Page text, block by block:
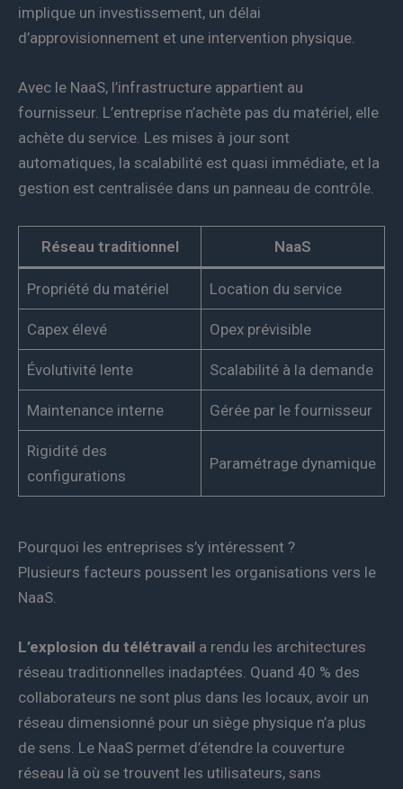
implique un investissement, un délai
d’approvisionnement et une intervention physique.
Avec le NaaS, l’infrastructure appartient au
fournisseur. L’entreprise n’achète pas du matériel, elle
achète du service. Les mises à jour sont
automatiques, la scalabilité est quasi immédiate, et la
gestion est centralisée dans un panneau de contrôle.
Réseau traditionnel NaaS
Propriété du matériel Location du service
Capex élevé Opex prévisible
Évolutivité lente Scalabilité à la demande
Maintenance interne Gérée par le fournisseur
Rigidité des
configurations
Paramétrage dynamique
Pourquoi les entreprises s’y intéressent ?
Plusieurs facteurs poussent les organisations vers le
NaaS.
L’explosion du télétravail a rendu les architectures
réseau traditionnelles inadaptées. Quand 40 % des
collaborateurs ne sont plus dans les locaux, avoir un
réseau dimensionné pour un siège physique n’a plus
de sens. Le NaaS permet d’étendre la couverture
réseau là où se trouvent les utilisateurs, sans